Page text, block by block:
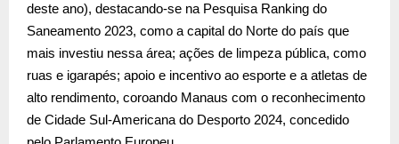
deste ano), destacando-se na Pesquisa Ranking do
Saneamento 2023, como a capital do Norte do país que
mais investiu nessa área; ações de limpeza pública, como
ruas e igarapés; apoio e incentivo ao esporte e a atletas de
alto rendimento, coroando Manaus com o reconhecimento
de Cidade Sul-Americana do Desporto 2024, concedido